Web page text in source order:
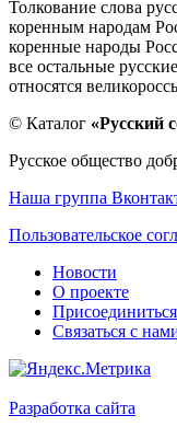
Толкование слова
коренным народам
коренные народы
все остальные
относятся
© Каталог «Русский
Русское общество
Наша группа
Пользовательское
Новости
О проекте
Связаться с
Разработка сайта